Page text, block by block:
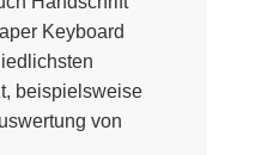
Keyboard
beispielsweise
von